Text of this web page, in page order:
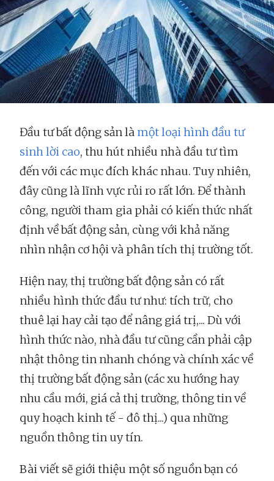
Đầu tư bất động sản là một loại hình đầu tư
sinh lời cao, thu hút nhiều nhà đầu tư tìm
đến với các mục đích khác nhau. Tuy nhiên,
đây cũng là lĩnh vực rủi ro rất lớn. Để thành
công, người tham gia phải có kiến thức nhất
định về bất động sản, cùng với khả năng
nhìn nhận cơ hội và phân tích thị trường tốt.
Hiện nay, thị trường bất động sản có rất
nhiều hình thức đầu tư như: tích trữ, cho
thuê lại hay cải tạo để nâng giá trị,... Dù với
hình thức nào, nhà đầu tư cũng cần phải cập
nhật thông tin nhanh chóng và chính xác về
thị trường bất động sản (các xu hướng hay
nhu cầu mới, giá cả thị trường, thông tin về
quy hoạch kinh tế - đô thị...) qua những
nguồn thông tin uy tín.
Bài viết sẽ giới thiệu một số nguồn bạn có